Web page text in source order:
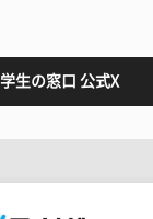
学生の窓口 公式X